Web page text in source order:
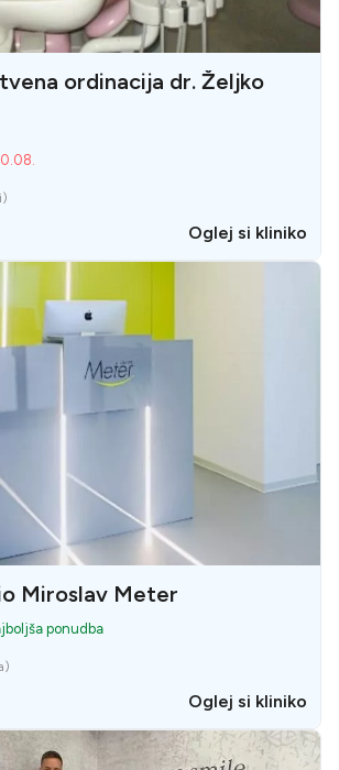
ordinacija dr. Željko
)
Oglej si kliniko
Miroslav Meter
ponudba
)
Oglej si kliniko